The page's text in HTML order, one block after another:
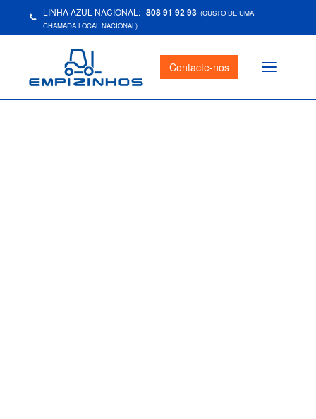
LINHA AZUL NACIONAL: 808 91 92 93 (CUSTO DE UMA
CHAMADA LOCAL NACIONAL)
Contacte-nos
Toggle